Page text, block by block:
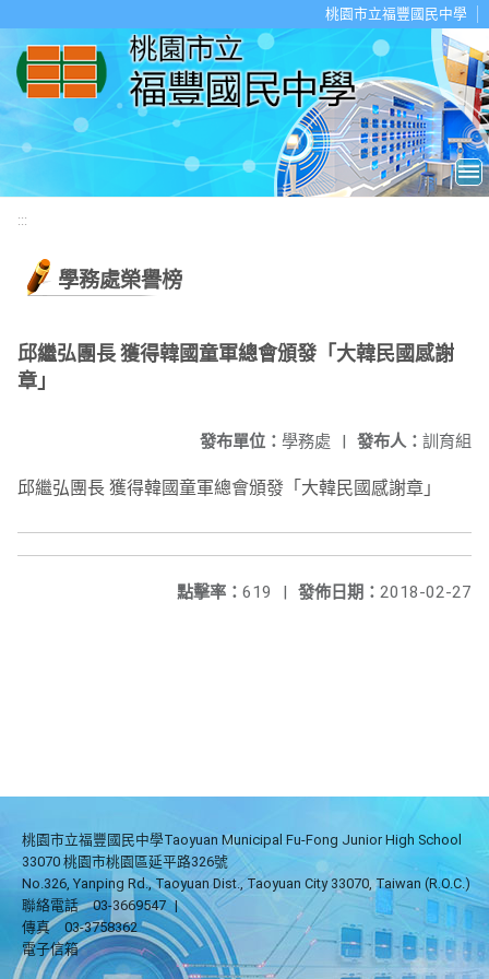
桃園市立福豐國民中學
:::
學務處榮譽榜
邱繼弘團長 獲得韓國童軍總會頒發「大韓民國感謝
章」
發布人： 訓育組
發布單位： 學務處 |
邱繼弘團長 獲得韓國童軍總會頒發「大韓民國感謝章」
發佈日期： 2018-02-27
點擊率： 619 |
桃園市立福豐國民中學Taoyuan Municipal Fu-Fong Junior High School
33070 桃園市桃園區延平路326號
No.326, Yanping Rd., Taoyuan Dist., Taoyuan City 33070, Taiwan (R.O.C.)
聯絡電話
03-3669547 |
傳真
03-3758362
電子信箱